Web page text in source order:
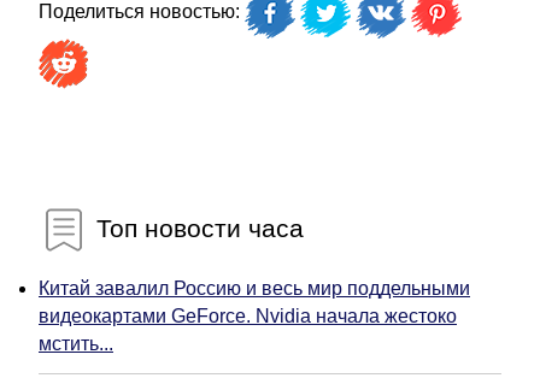
Поделиться новостью:
Топ новости часа
Китай завалил Россию и весь мир поддельными
видеокартами GeForce. Nvidia начала жестоко
мстить...